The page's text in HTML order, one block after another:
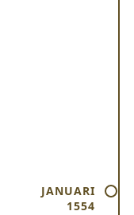
JANUARI
1554